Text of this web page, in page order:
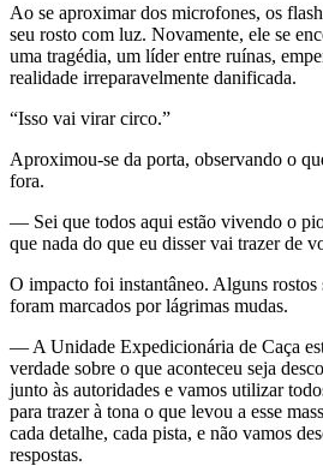
Ao se aproximar dos microfones, os
seu rosto com luz. Novamente, ele se
uma tragédia, um líder entre ruínas,
realidade irreparavelmente danificada.
“Isso vai virar circo.”
Aproximou-se da porta, observando o
fora.
— Sei que todos aqui estão vivendo o
que nada do que eu disser vai trazer de
O impacto foi instantâneo. Alguns rostos
foram marcados por lágrimas mudas.
— A Unidade Expedicionária de Caça
verdade sobre o que aconteceu seja
junto às autoridades e vamos utilizar
para trazer à tona o que levou a esse
cada detalhe, cada pista, e não vamos
respostas.